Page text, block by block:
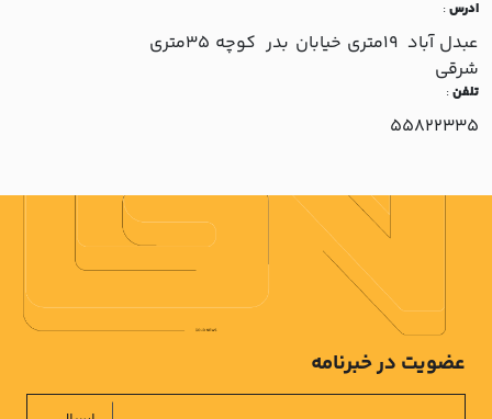
ادرس:
عبدل آباد 19متري خيابان بدر کوچه 35متري
شرقي
تلفن:
55822335
عضویت در خبرنامه